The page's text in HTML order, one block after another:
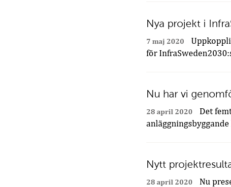
Nya projekt i
7 maj 2020
för
Nu har vi
28 april 2020
Det
Nytt
28 april 2020
Nu